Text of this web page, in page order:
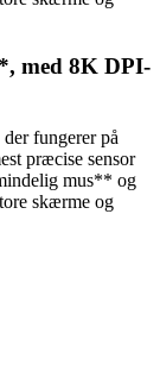
med 8K DPI-
fungerer på
præcise sensor
mus** og
skærme og